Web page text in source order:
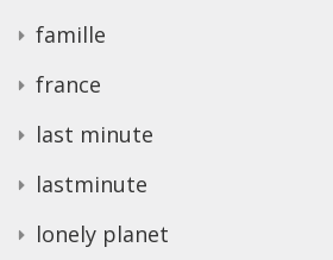
famille
france
last minute
lastminute
lonely planet